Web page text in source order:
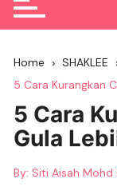
Home
SHAKLEE
5 Cara Kurangkan
5 Cara
Gula
By: Siti Aisah Mohd